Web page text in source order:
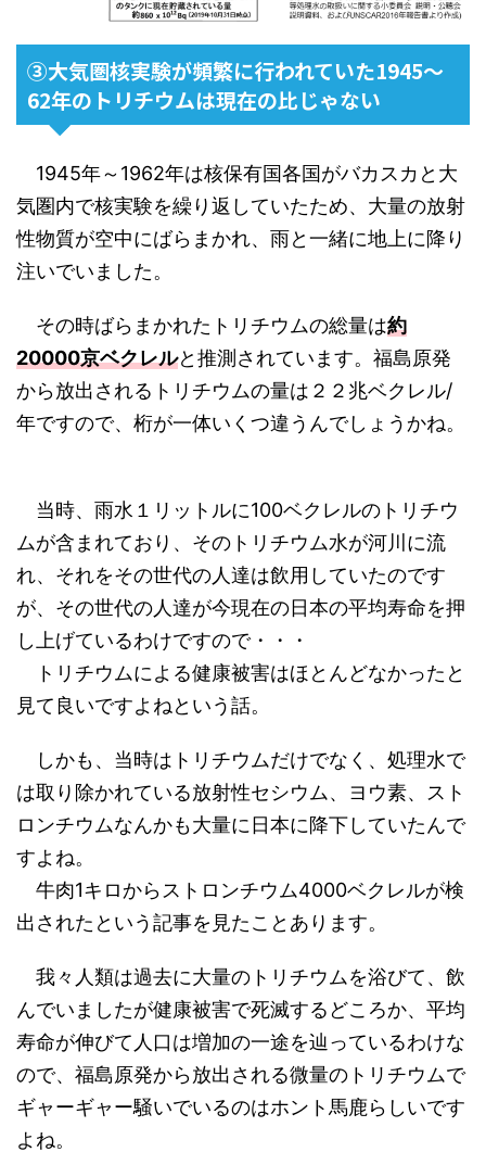
③大気圏核実験が頻繁に行われていた1945～
62年のトリチウムは現在の比じゃない
1945年～1962年は核保有国各国がバカスカと大
気圏内で核実験を繰り返していたため、大量の放射
性物質が空中にばらまかれ、雨と一緒に地上に降り
注いでいました。
その時ばらまかれたトリチウムの総量は約
20000京ベクレルと推測されています。福島原発
から放出されるトリチウムの量は２２兆ベクレル/
年ですので、桁が一体いくつ違うんでしょうかね。
当時、雨水１リットルに100ベクレルのトリチウ
ムが含まれており、そのトリチウム水が河川に流
れ、それをその世代の人達は飲用していたのです
が、その世代の人達が今現在の日本の平均寿命を押
し上げているわけですので・・・
トリチウムによる健康被害はほとんどなかったと
見て良いですよねという話。
しかも、当時はトリチウムだけでなく、処理水で
は取り除かれている放射性セシウム、ヨウ素、スト
ロンチウムなんかも大量に日本に降下していたんで
すよね。
牛肉1キロからストロンチウム4000ベクレルが検
出されたという記事を見たことあります。
我々人類は過去に大量のトリチウムを浴びて、飲
んでいましたが健康被害で死滅するどころか、平均
寿命が伸びて人口は増加の一途を辿っているわけな
ので、福島原発から放出される微量のトリチウムで
ギャーギャー騒いでいるのはホント馬鹿らしいです
よね。